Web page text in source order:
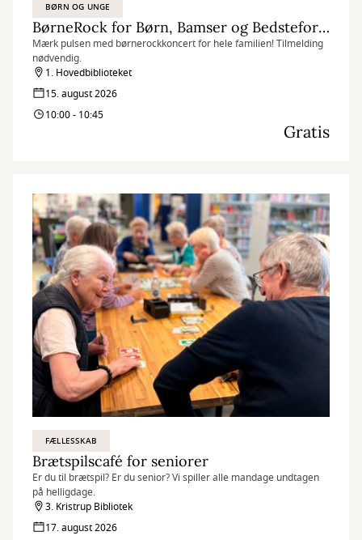
BØRN OG UNGE
BørneRock for Børn, Bamser og Bedsteforældre
Mærk pulsen med børnerockkoncert for hele familien! Tilmelding
nødvendig.
1. Hovedbiblioteket
15. august 2026
10:00 - 10:45
Gratis
FÆLLESSKAB
Brætspilscafé for seniorer
Er du til brætspil? Er du senior? Vi spiller alle mandage undtagen
på helligdage.
3. Kristrup Bibliotek
17. august 2026